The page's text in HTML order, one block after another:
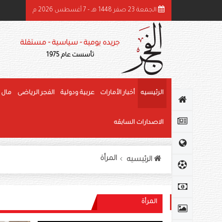
بن راشد: الشيخ زايد قائد عظيم وحّد الصف وأرسى دعائم النهضة وغرس قيم
الجمعة 23 صفر 1448 هـ - 7 أغسطس 2026 م
جريده يومية - سياسية - مستقلة
تأسست عام 1975
الرئيسيه أخبار الأمارات عربية ودولية الفجر الرياضى مال
الاصدارات السابقه
الرئيسيه المرأة
المرأة